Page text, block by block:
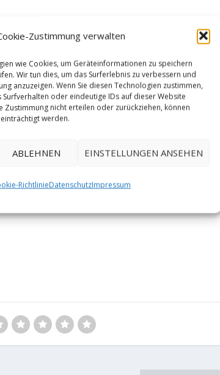
Zustimmung verwalten
wie Cookies, um Geräteinformationen zu speichern
Wir tun dies, um das Surferlebnis zu verbessern und
anzuzeigen. Wenn Sie diesen Technologien zustimmen,
Surfverhalten oder eindeutige IDs auf dieser Website
Zustimmung nicht erteilen oder zurückziehen, können
werden.
ABLEHNEN EINSTELLUNGEN ANSEHEN
RichtlinieDatenschutzImpressum